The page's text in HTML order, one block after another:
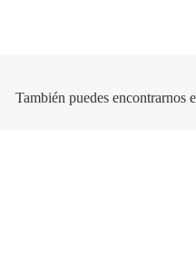
También puedes encontrarnos